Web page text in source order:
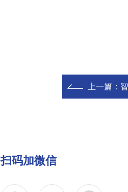
上一篇：
扫码加微信